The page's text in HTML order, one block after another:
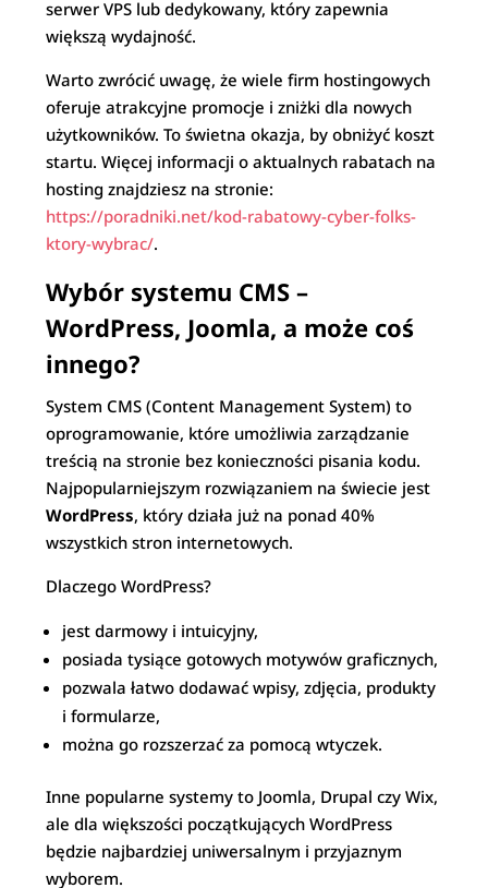
serwer VPS lub dedykowany, który zapewnia
większą wydajność.
Warto zwrócić uwagę, że wiele firm hostingowych
oferuje atrakcyjne promocje i zniżki dla nowych
użytkowników. To świetna okazja, by obniżyć koszt
startu. Więcej informacji o aktualnych rabatach na
hosting znajdziesz na stronie:
https://poradniki.net/kod-rabatowy-cyber-folks-
ktory-wybrac/.
Wybór systemu CMS –
WordPress, Joomla, a może coś
innego?
System CMS (Content Management System) to
oprogramowanie, które umożliwia zarządzanie
treścią na stronie bez konieczności pisania kodu.
Najpopularniejszym rozwiązaniem na świecie jest
WordPress, który działa już na ponad 40%
wszystkich stron internetowych.
Dlaczego WordPress?
jest darmowy i intuicyjny,
posiada tysiące gotowych motywów graficznych,
pozwala łatwo dodawać wpisy, zdjęcia, produkty
i formularze,
można go rozszerzać za pomocą wtyczek.
Inne popularne systemy to Joomla, Drupal czy Wix,
ale dla większości początkujących WordPress
będzie najbardziej uniwersalnym i przyjaznym
wyborem.